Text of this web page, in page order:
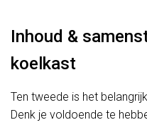
Inhoud &
koelkast
Ten tweede is het
Denk je voldoende te